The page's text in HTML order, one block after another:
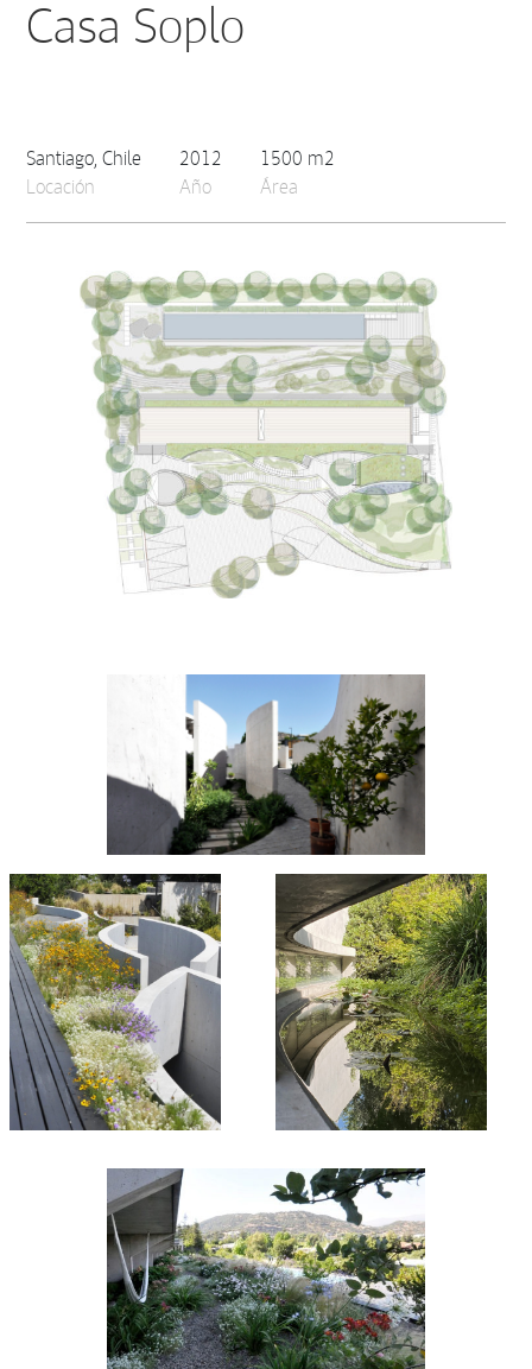
Casa Soplo
Santiago, Chile
Locación
2012
Año
1500 m2
Área